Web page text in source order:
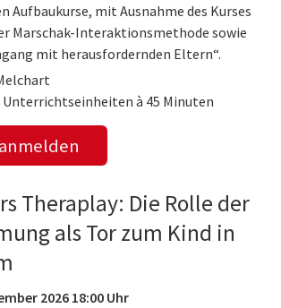
Aufbaukurse, mit Ausnahme des Kurses
Marschak-Interaktionsmethode sowie
mit herausfordernden Eltern“.
Unterrichtseinheiten à 45 Minuten
Theraplay: Die Rolle der
als Tor zum Kind in
2026 18:00 Uhr